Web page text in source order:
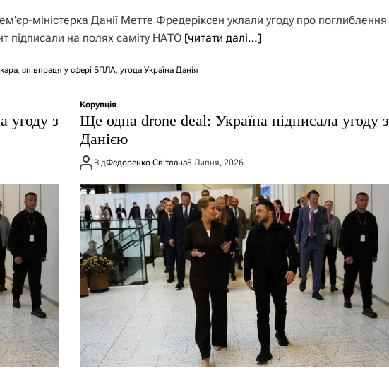
міністерка Данії Метте Фредеріксен уклали угоду про поглиблення
підписали на полях саміту НАТО [читати далі…]
, співпраця у сфері БПЛА, угода Україна Данія
угоду з
Корупція
Ще одна drone deal: Україна підписала угоду з
Данією
ВідФедоренко Світлана8 Липня, 2026